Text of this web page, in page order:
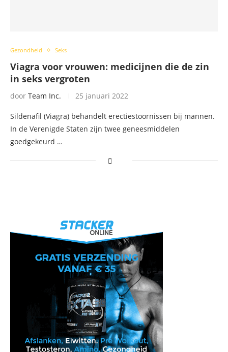
Gezondheid Seks
Viagra voor vrouwen: medicijnen die de zin
in seks vergroten
door Team Inc. 25 januari 2022
Sildenafil (Viagra) behandelt erectiestoornissen bij mannen.
In de Verenigde Staten zijn twee geneesmiddelen
goedgekeurd …